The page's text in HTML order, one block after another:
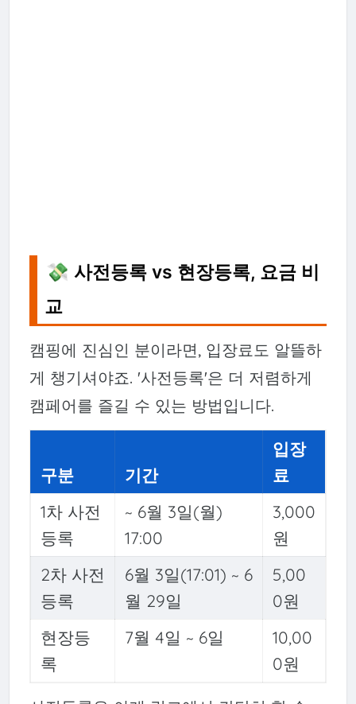
💸 사전등록 vs 현장등록, 요금 비
교
캠핑에 진심인 분이라면, 입장료도 알뜰하
게 챙기셔야죠. '사전등록'은 더 저렴하게
캠페어를 즐길 수 있는 방법입니다.
구분 기간
입장
료
1차 사전
등록
~ 6월 3일(월)
17:00
3,000
원
2차 사전
등록
6월 3일(17:01) ~ 6
월 29일
5,00
0원
현장등
록
7월 4일 ~ 6일
10,00
0원